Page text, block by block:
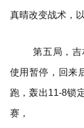
真晴改变战术，
第五局，
使用暂停，回来
跑，轰出11-8锁
赛，